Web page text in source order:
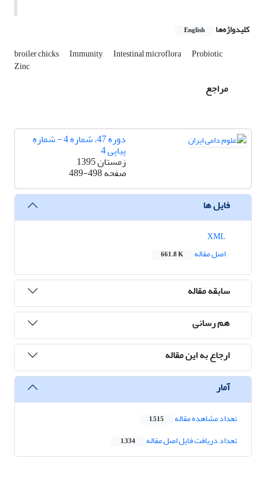
کلیدواژه‌ها English
broiler chicks Immunity Intestinal microflora Probiotic
Zinc
مراجع
دوره 47، شماره 4 - شماره
پیاپی 4
زمستان 1395
صفحه489-498
فایل ها
اصل مقاله
661.8 K
سابقه مقاله
هم رسانی
ارجاع به این مقاله
آمار
تعداد مشاهده مقاله 1,515
تعداد دریافت فایل اصل مقاله 1,334